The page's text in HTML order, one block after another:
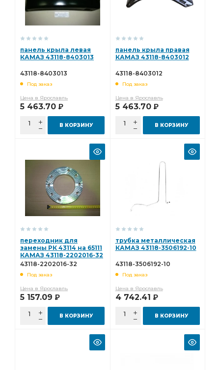
панель крыла левая
КАМАЗ 43118-8403013
43118-8403013
Под заказ
Цена в Ярославль
5 463.70 Р
В КОРЗИНУ
панель крыла правая
КАМАЗ 43118-8403012
43118-8403012
Под заказ
Цена в Ярославль
5 463.70 Р
В КОРЗИНУ
переходник для
замены РК 43114 на 65111
КАМАЗ 43118-2202016-32
43118-2202016-32
Под заказ
Цена в Ярославль
5 157.09 Р
В КОРЗИНУ
трубка металлическая
КАМАЗ 43118-3506192-10
43118-3506192-10
Под заказ
Цена в Ярославль
4 742.41 Р
В КОРЗИНУ